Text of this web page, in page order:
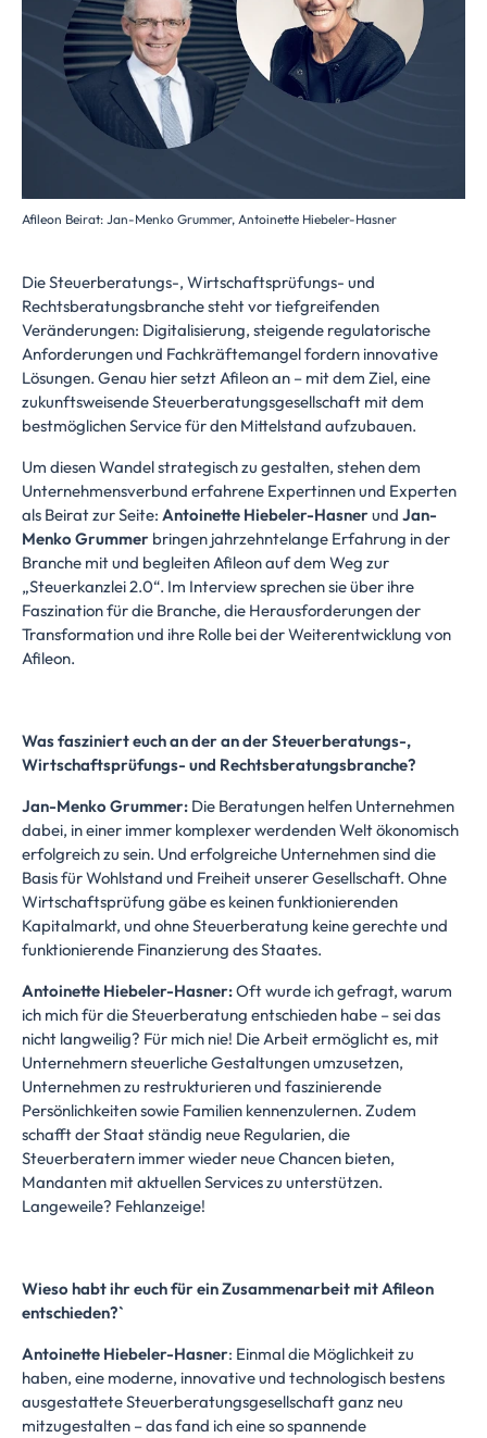
Afileon Beirat: Jan-Menko Grummer, Antoinette Hiebeler-Hasner
Die Steuerberatungs-, Wirtschaftsprüfungs- und
Rechtsberatungsbranche steht vor tiefgreifenden
Veränderungen: Digitalisierung, steigende regulatorische
Anforderungen und Fachkräftemangel fordern innovative
Lösungen. Genau hier setzt Afileon an – mit dem Ziel, eine
zukunftsweisende Steuerberatungsgesellschaft mit dem
bestmöglichen Service für den Mittelstand aufzubauen.
Um diesen Wandel strategisch zu gestalten, stehen dem
Unternehmensverbund erfahrene Expertinnen und Experten
als Beirat zur Seite: Antoinette Hiebeler-Hasnerund Jan-
Menko Grummer bringen jahrzehntelange Erfahrung in der
Branche mit und begleiten Afileon auf dem Weg zur
„Steuerkanzlei 2.0“. Im Interview sprechen sie über ihre
Faszination für die Branche, die Herausforderungen der
Transformation und ihre Rolle bei der Weiterentwicklung von
Afileon.
Was fasziniert euch an der an der Steuerberatungs-,
Wirtschaftsprüfungs- und Rechtsberatungsbranche?
Jan-Menko Grummer: Die Beratungen helfen Unternehmen
dabei, in einer immer komplexer werdenden Welt ökonomisch
erfolgreich zu sein. Und erfolgreiche Unternehmen sind die
Basis für Wohlstand und Freiheit unserer Gesellschaft. Ohne
Wirtschaftsprüfung gäbe es keinen funktionierenden
Kapitalmarkt, und ohne Steuerberatung keine gerechte und
funktionierende Finanzierung des Staates.
Antoinette Hiebeler-Hasner:Oft wurde ich gefragt, warum
ich mich für die Steuerberatung entschieden habe – sei das
nicht langweilig? Für mich nie! Die Arbeit ermöglicht es, mit
Unternehmern steuerliche Gestaltungen umzusetzen,
Unternehmen zu restrukturieren und faszinierende
Persönlichkeiten sowie Familien kennenzulernen. Zudem
schafft der Staat ständig neue Regularien, die
Steuerberatern immer wieder neue Chancen bieten,
Mandanten mit aktuellen Services zu unterstützen.
Langeweile? Fehlanzeige!
Wieso habt ihr euch für ein Zusammenarbeit mit Afileon
entschieden?`
Antoinette Hiebeler-Hasner: Einmal die Möglichkeit zu
haben, eine moderne, innovative und technologisch bestens
ausgestattete Steuerberatungsgesellschaft ganz neu
mitzugestalten – das fand ich eine so spannende